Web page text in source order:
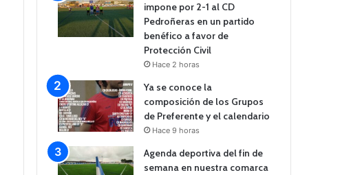
impone por 2-1 al CD
Pedroñeras en un partido
benéfico a favor de
Protección Civil
Hace 2 horas
Ya se conoce la
composición de los Grupos
de Preferente y el calendario
Hace 9 horas
Agenda deportiva del fin de
semana en nuestra comarca